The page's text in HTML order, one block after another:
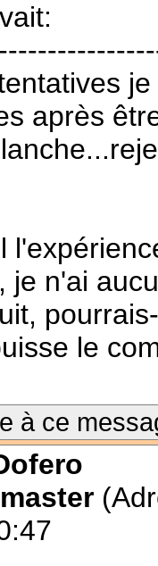
après
je n'ai
le
à ce